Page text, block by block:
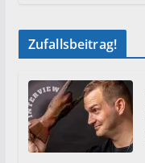
Zufallsbeitrag!